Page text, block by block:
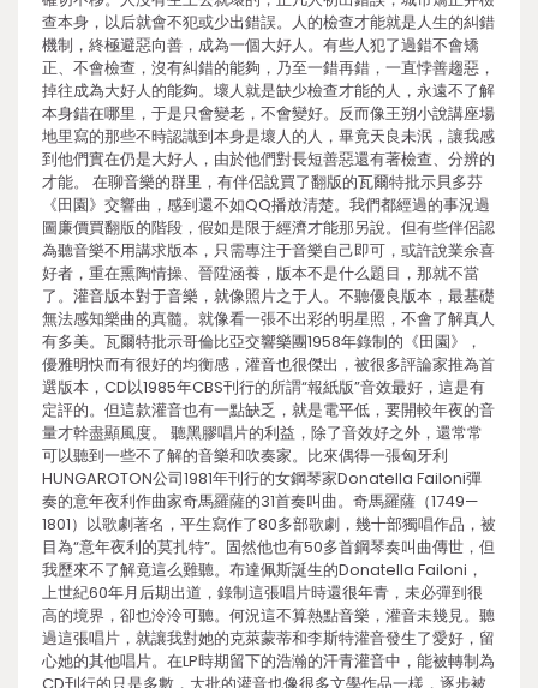
查本身，以后就會不犯或少出錯誤。人的檢查才能就是人生的糾錯
機制，終極避惡向善，成為一個大好人。有些人犯了過錯不會矯
正、不會檢查，沒有糾錯的能夠，乃至一錯再錯，一直悖善趨惡，
掉往成為大好人的能夠。壞人就是缺少檢查才能的人，永遠不了解
本身錯在哪里，于是只會變老，不會變好。反而像王朔小說講座場
地里寫的那些不時認識到本身是壞人的人，畢竟天良未泯，讓我感
到他們實在仍是大好人，由於他們對長短善惡還有著檢查、分辨的
才能。 在聊音樂的群里，有伴侶說買了翻版的瓦爾特批示貝多芬
《田園》交響曲，感到還不如QQ播放清楚。我們都經過的事況過
圖廉價買翻版的階段，假如是限于經濟才能那另說。但有些伴侶認
為聽音樂不用講求版本，只需專注于音樂自己即可，或許說業余喜
好者，重在熏陶情操、晉陞涵養，版本不是什么題目，那就不當
了。灌音版本對于音樂，就像照片之于人。不聽優良版本，最基礎
無法感知樂曲的真髓。就像看一張不出彩的明星照，不會了解真人
有多美。瓦爾特批示哥倫比亞交響樂團1958年錄制的《田園》，
優雅明快而有很好的均衡感，灌音也很傑出，被很多評論家推為首
選版本，CD以1985年CBS刊行的所謂“報紙版”音效最好，這是有
定評的。但這款灌音也有一點缺乏，就是電平低，要開較年夜的音
量才幹盡顯風度。 聽黑膠唱片的利益，除了音效好之外，還常常
可以聽到一些不了解的音樂和吹奏家。比來偶得一張匈牙利
HUNGAROTON公司1981年刊行的女鋼琴家Donatella Failoni彈
奏的意年夜利作曲家奇馬羅薩的31首奏叫曲。奇馬羅薩（1749—
1801）以歌劇著名，平生寫作了80多部歌劇，幾十部獨唱作品，被
目為“意年夜利的莫扎特”。固然他也有50多首鋼琴奏叫曲傳世，但
我歷來不了解竟這么難聽。布達佩斯誕生的Donatella Failoni，
上世紀60年月后期出道，錄制這張唱片時還很年青，未必彈到很
高的境界，卻也泠泠可聽。何況這不算熱點音樂，灌音未幾見。聽
過這張唱片，就讓我對她的克萊蒙蒂和李斯特灌音發生了愛好，留
心她的其他唱片。在LP時期留下的浩瀚的汗青灌音中，能被轉制為
CD刊行的只是多數，大批的灌音也像很多文學作品一樣，逐步被